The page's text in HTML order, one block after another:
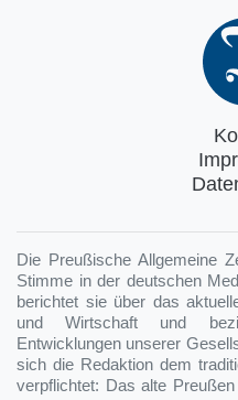
Die Preußische Allgemeine
Stimme in der deutschen
berichtet sie über das
und Wirtschaft und
Entwicklungen unserer
sich die Redaktion dem
verpflichtet: Das alte